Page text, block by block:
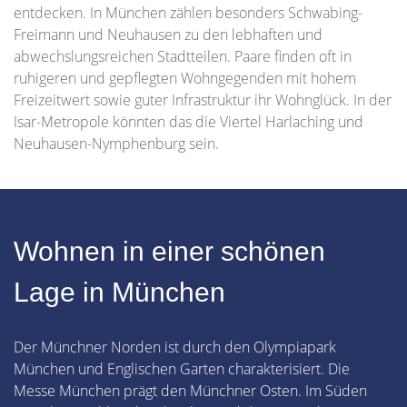
entdecken. In München zählen besonders Schwabing-
Freimann und Neuhausen zu den lebhaften und
abwechslungsreichen Stadtteilen. Paare finden oft in
ruhigeren und gepflegten Wohngegenden mit hohem
Freizeitwert sowie guter Infrastruktur ihr Wohnglück. In der
Isar-Metropole könnten das die Viertel Harlaching und
Neuhausen-Nymphenburg sein.
Wohnen in einer schönen
Lage in München
Der Münchner Norden ist durch den Olympiapark
München und Englischen Garten charakterisiert. Die
Messe München prägt den Münchner Osten. Im Süden